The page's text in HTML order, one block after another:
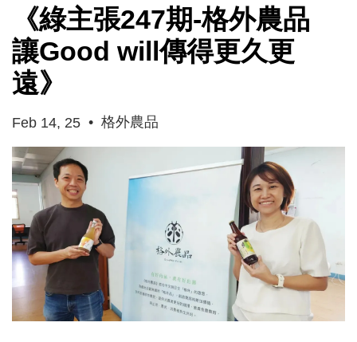
《綠主張247期-格外農品
讓Good will傳得更久更
遠》
Feb 14, 25 • 格外農品